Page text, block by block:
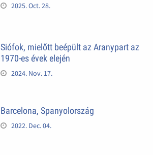
2025. Oct. 28.
Siófok, mielőtt beépült az Aranypart az
1970-es évek elején
2024. Nov. 17.
Barcelona, Spanyolország
2022. Dec. 04.